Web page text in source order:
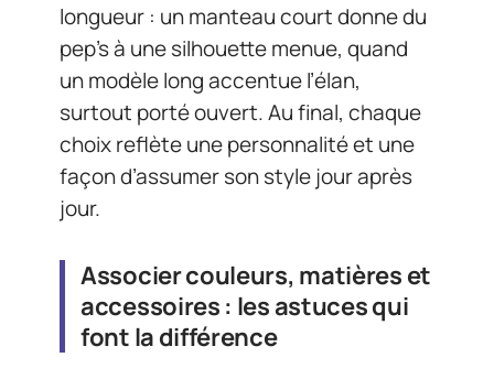
longueur : un manteau court donne du
pep’s à une silhouette menue, quand
un modèle long accentue l’élan,
surtout porté ouvert. Au final, chaque
choix reflète une personnalité et une
façon d’assumer son style jour après
jour.
Associer couleurs, matières et
accessoires : les astuces qui
font la différence